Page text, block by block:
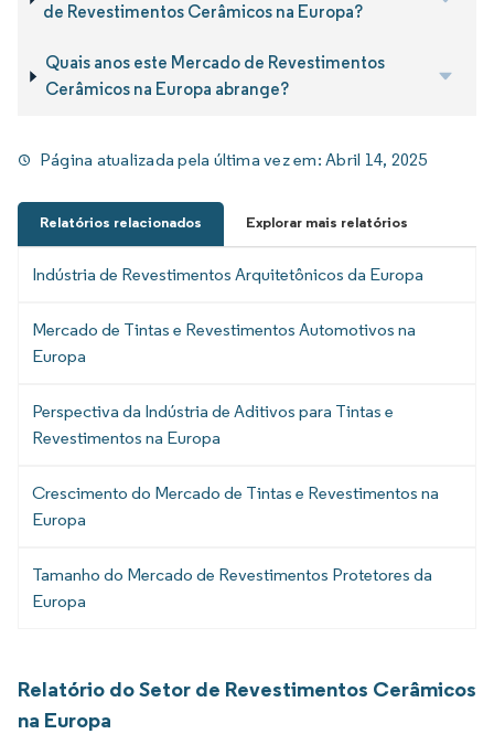
de Revestimentos Cerâmicos na Europa?
Quais anos este Mercado de Revestimentos
Cerâmicos na Europa abrange?
Página atualizada pela última vez em:Abril 14, 2025
Relatórios relacionados Explorar mais relatórios
Indústria de Revestimentos Arquitetônicos da Europa
Mercado de Tintas e Revestimentos Automotivos na
Europa
Perspectiva da Indústria de Aditivos para Tintas e
Revestimentos na Europa
Crescimento do Mercado de Tintas e Revestimentos na
Europa
Tamanho do Mercado de Revestimentos Protetores da
Europa
Relatório do Setor de Revestimentos Cerâmicos
na Europa